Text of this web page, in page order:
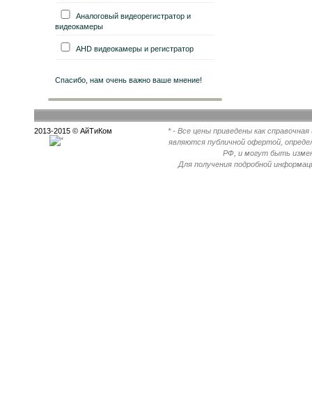
Аналоговый видеорегистратор и
видеокамеры
AHD видеокамеры и регистратор
Спасибо, нам очень важно ваше мнение!
2013-2015 © АйТиКом
* - Все цены приведены как
являются публичной офертой,
РФ, и могут быть
Для получения подробной